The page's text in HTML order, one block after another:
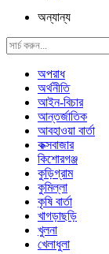
অন্যান্য
অপরাধ
অর্থনীতি
আইন-বিচার
আন্তর্জাতিক
আবহাওয়া বার্তা
কক্সবাজার
কিশোরগঞ্জ
কুড়িগ্রাম
কুমিল্লা
কৃষি বার্তা
খাগড়াছড়ি
খুলনা
খেলাধুলা